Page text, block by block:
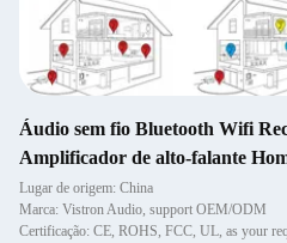
Áudio sem fio Bluetooth Wifi
Amplificador de alto-falante
Lugar de origem: China
Marca: Vistron Audio, support OEM/ODM
Certificação: CE, ROHS, FCC, UL, as your